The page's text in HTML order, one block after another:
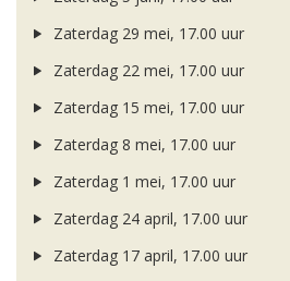
Zaterdag 29 mei, 17.00 uur
Zaterdag 22 mei, 17.00 uur
Zaterdag 15 mei, 17.00 uur
Zaterdag 8 mei, 17.00 uur
Zaterdag 1 mei, 17.00 uur
Zaterdag 24 april, 17.00 uur
Zaterdag 17 april, 17.00 uur